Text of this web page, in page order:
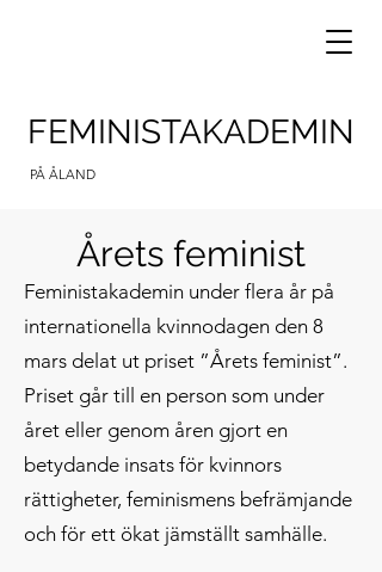
FEMINISTAKADEMIN
PÅ ÅLAND
Årets feminist
Feministakademin under flera år på
internationella kvinnodagen den 8
mars delat ut priset ”Årets feminist”.
Priset går till en person som under
året eller genom åren gjort en
betydande insats för kvinnors
rättigheter, feminismens befrämjande
och för ett ökat jämställt samhälle.